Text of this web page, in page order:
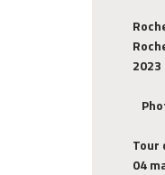
2023
Tour
04